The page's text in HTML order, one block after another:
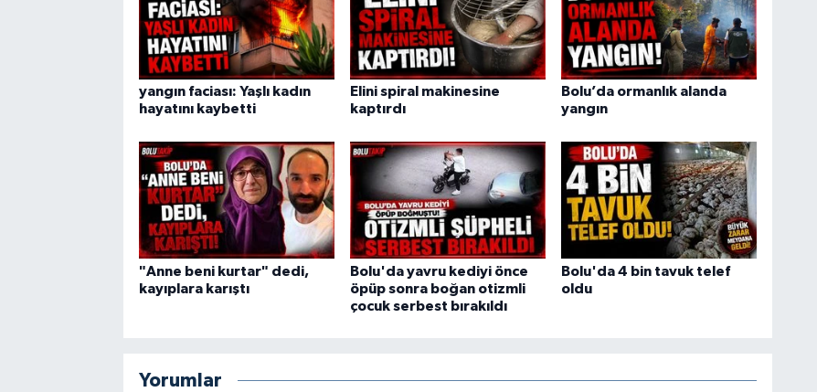
yangın faciası: Yaşlı kadın
hayatını kaybetti
Elini spiral makinesine
kaptırdı
Bolu’da ormanlık alanda
yangın
"Anne beni kurtar" dedi,
kayıplara karıştı
Bolu'da yavru kediyi önce
öpüp sonra boğan otizmli
çocuk serbest bırakıldı
Bolu'da 4 bin tavuk telef
oldu
Yorumlar